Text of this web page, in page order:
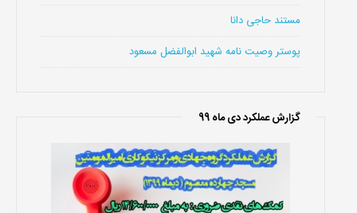
مستند حاجی دانا
پوستر وصیت نامه شهید ابوالفضل مسعود
گزارش عملکرد دی ماه 99